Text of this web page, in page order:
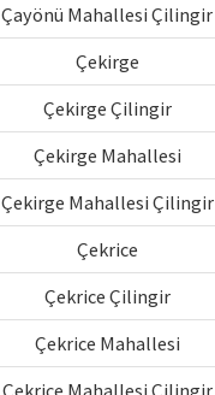
Çayönü Mahallesi Çilingir
Çekirge
Çekirge Çilingir
Çekirge Mahallesi
Çekirge Mahallesi Çilingir
Çekrice
Çekrice Çilingir
Çekrice Mahallesi
Çekrice Mahallesi Çilingir